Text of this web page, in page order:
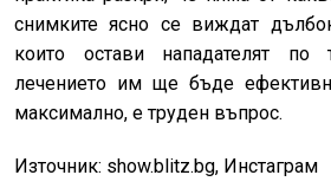
снимките ясно се виждат
които остави нападателят по
лечението им ще бъде
максимално, е труден въпрос.
Източник: show.blitz.bg, Инстаграм